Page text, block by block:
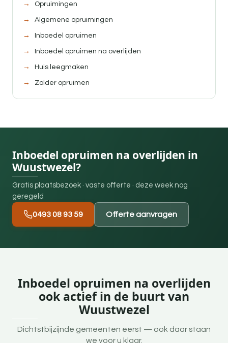
Opruimingen
Algemene opruimingen
Inboedel opruimen
Inboedel opruimen na overlijden
Huis leegmaken
Zolder opruimen
Inboedel opruimen na overlijden in
Wuustwezel?
Gratis plaatsbezoek · vaste offerte · deze week nog
geregeld
0493 08 93 59 Offerte aanvragen
Inboedel opruimen na overlijden
ook actief in de buurt van
Wuustwezel
Dichtstbijzijnde gemeenten eerst — ook daar staan
we voor u klaar.